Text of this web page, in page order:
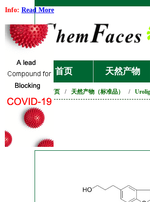
Info: Read More
首页 天然产物
首页 / 天然产物（标准品） /